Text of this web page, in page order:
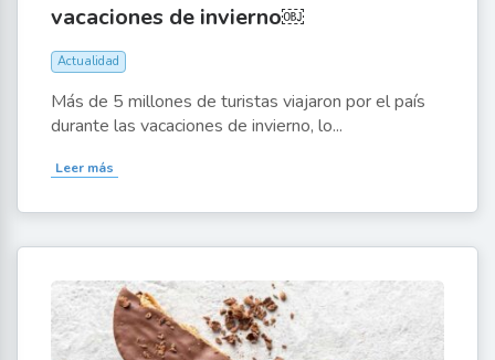
vacaciones de invierno￼
Actualidad
Más de 5 millones de turistas viajaron por el país
durante las vacaciones de invierno, lo...
Leer más